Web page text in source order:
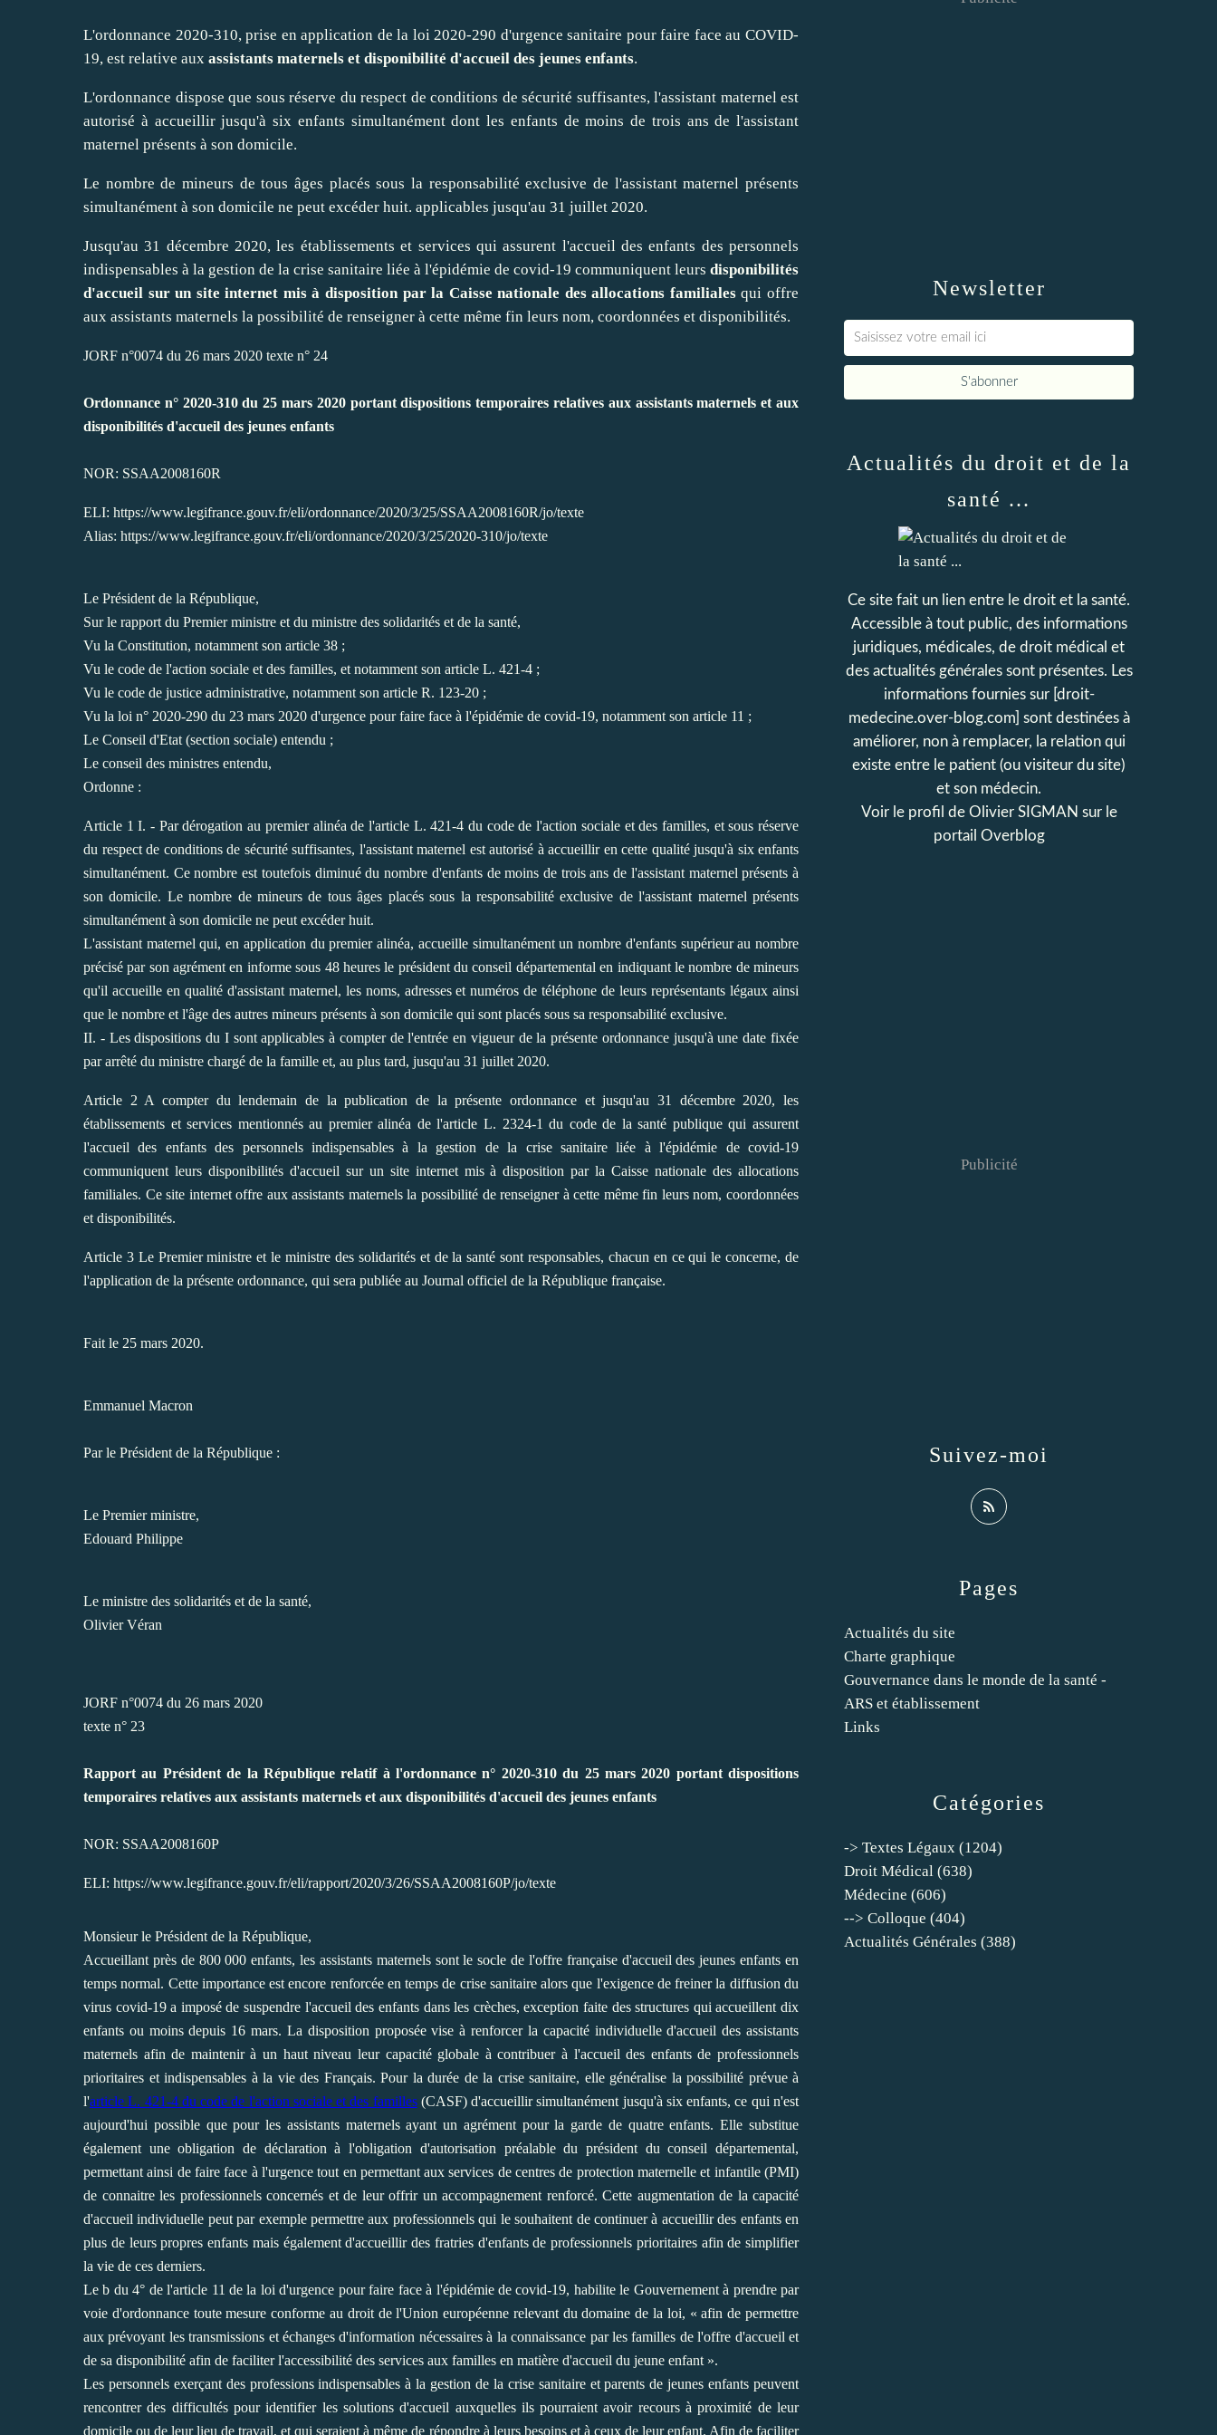
L'ordonnance 2020-310, prise en application de la loi 2020-290 d'urgence sanitaire pour faire face au COVID-
19, est relative aux assistants maternels et disponibilité d'accueil des jeunes enfants.
L'ordonnance dispose que sous réserve du respect de conditions de sécurité suffisantes, l'assistant maternel est
autorisé à accueillir jusqu'à six enfants simultanément dont les enfants de moins de trois ans de l'assistant
maternel présents à son domicile.
Le nombre de mineurs de tous âges placés sous la responsabilité exclusive de l'assistant maternel présents
simultanément à son domicile ne peut excéder huit. applicables jusqu'au 31 juillet 2020.
Jusqu'au 31 décembre 2020, les établissements et services qui assurent l'accueil des enfants des personnels
indispensables à la gestion de la crise sanitaire liée à l'épidémie de covid-19 communiquent leurs disponibilités
d'accueil sur un site internet mis à disposition par la Caisse nationale des allocations familialesqui offre
aux assistants maternels la possibilité de renseigner à cette même fin leurs nom, coordonnées et disponibilités.
JORF n°0074 du 26 mars 2020 texte n° 24
Ordonnance n° 2020-310 du 25 mars 2020 portant dispositions temporaires relatives aux assistants maternels et aux
disponibilités d'accueil des jeunes enfants
NOR: SSAA2008160R
ELI: https://www.legifrance.gouv.fr/eli/ordonnance/2020/3/25/SSAA2008160R/jo/texte
Alias: https://www.legifrance.gouv.fr/eli/ordonnance/2020/3/25/2020-310/jo/texte
Le Président de la République,
Sur le rapport du Premier ministre et du ministre des solidarités et de la santé,
Vu la Constitution, notamment son article 38 ;
Vu le code de l'action sociale et des familles, et notamment son article L. 421-4 ;
Vu le code de justice administrative, notamment son article R. 123-20 ;
Vu la loi n° 2020-290 du 23 mars 2020 d'urgence pour faire face à l'épidémie de covid-19, notamment son article 11 ;
Le Conseil d'Etat (section sociale) entendu ;
Le conseil des ministres entendu,
Ordonne :
Article 1 I. - Par dérogation au premier alinéa de l'article L. 421-4 du code de l'action sociale et des familles, et sous réserve
du respect de conditions de sécurité suffisantes, l'assistant maternel est autorisé à accueillir en cette qualité jusqu'à six enfants
simultanément. Ce nombre est toutefois diminué du nombre d'enfants de moins de trois ans de l'assistant maternel présents à
son domicile. Le nombre de mineurs de tous âges placés sous la responsabilité exclusive de l'assistant maternel présents
simultanément à son domicile ne peut excéder huit.
L'assistant maternel qui, en application du premier alinéa, accueille simultanément un nombre d'enfants supérieur au nombre
précisé par son agrément en informe sous 48 heures le président du conseil départemental en indiquant le nombre de mineurs
qu'il accueille en qualité d'assistant maternel, les noms, adresses et numéros de téléphone de leurs représentants légaux ainsi
que le nombre et l'âge des autres mineurs présents à son domicile qui sont placés sous sa responsabilité exclusive.
II. - Les dispositions du I sont applicables à compter de l'entrée en vigueur de la présente ordonnance jusqu'à une date fixée
par arrêté du ministre chargé de la famille et, au plus tard, jusqu'au 31 juillet 2020.
Article 2 A compter du lendemain de la publication de la présente ordonnance et jusqu'au 31 décembre 2020, les
établissements et services mentionnés au premier alinéa de l'article L. 2324-1 du code de la santé publique qui assurent
l'accueil des enfants des personnels indispensables à la gestion de la crise sanitaire liée à l'épidémie de covid-19
communiquent leurs disponibilités d'accueil sur un site internet mis à disposition par la Caisse nationale des allocations
familiales. Ce site internet offre aux assistants maternels la possibilité de renseigner à cette même fin leurs nom, coordonnées
et disponibilités.
Article 3 Le Premier ministre et le ministre des solidarités et de la santé sont responsables, chacun en ce qui le concerne, de
l'application de la présente ordonnance, qui sera publiée au Journal officiel de la République française.
Fait le 25 mars 2020.
Emmanuel Macron
Par le Président de la République :
Le Premier ministre,
Edouard Philippe
Le ministre des solidarités et de la santé,
Olivier Véran
JORF n°0074 du 26 mars 2020
texte n° 23
Rapport au Président de la République relatif à l'ordonnance n° 2020-310 du 25 mars 2020 portant dispositions
temporaires relatives aux assistants maternels et aux disponibilités d'accueil des jeunes enfants
NOR: SSAA2008160P
ELI: https://www.legifrance.gouv.fr/eli/rapport/2020/3/26/SSAA2008160P/jo/texte
Monsieur le Président de la République,
Accueillant près de 800 000 enfants, les assistants maternels sont le socle de l'offre française d'accueil des jeunes enfants en
temps normal. Cette importance est encore renforcée en temps de crise sanitaire alors que l'exigence de freiner la diffusion du
virus covid-19 a imposé de suspendre l'accueil des enfants dans les crèches, exception faite des structures qui accueillent dix
enfants ou moins depuis 16 mars. La disposition proposée vise à renforcer la capacité individuelle d'accueil des assistants
maternels afin de maintenir à un haut niveau leur capacité globale à contribuer à l'accueil des enfants de professionnels
prioritaires et indispensables à la vie des Français. Pour la durée de la crise sanitaire, elle généralise la possibilité prévue à
l'article L. 421-4 du code de l'action sociale et des familles(CASF) d'accueillir simultanément jusqu'à six enfants, ce qui n'est
aujourd'hui possible que pour les assistants maternels ayant un agrément pour la garde de quatre enfants. Elle substitue
également une obligation de déclaration à l'obligation d'autorisation préalable du président du conseil départemental,
permettant ainsi de faire face à l'urgence tout en permettant aux services de centres de protection maternelle et infantile (PMI)
de connaitre les professionnels concernés et de leur offrir un accompagnement renforcé. Cette augmentation de la capacité
d'accueil individuelle peut par exemple permettre aux professionnels qui le souhaitent de continuer à accueillir des enfants en
plus de leurs propres enfants mais également d'accueillir des fratries d'enfants de professionnels prioritaires afin de simplifier
la vie de ces derniers.
Le b du 4° de l'article 11 de la loi d'urgence pour faire face à l'épidémie de covid-19, habilite le Gouvernement à prendre par
voie d'ordonnance toute mesure conforme au droit de l'Union européenne relevant du domaine de la loi, « afin de permettre
aux prévoyant les transmissions et échanges d'information nécessaires à la connaissance par les familles de l'offre d'accueil et
de sa disponibilité afin de faciliter l'accessibilité des services aux familles en matière d'accueil du jeune enfant ».
Les personnels exerçant des professions indispensables à la gestion de la crise sanitaire et parents de jeunes enfants peuvent
rencontrer des difficultés pour identifier les solutions d'accueil auxquelles ils pourraient avoir recours à proximité de leur
domicile ou de leur lieu de travail, et qui seraient à même de répondre à leurs besoins et à ceux de leur enfant. Afin de faciliter
Newsletter
Catégories
-> Textes Légaux (1204)
Droit Médical (638)
Médecine (606)
--> Colloque (404)
Actualités Générales (388)
Pages
Actualités du site
Charte graphique
Gouvernance dans le monde de la santé -
ARS et établissement
Links
Actualités du droit et de la
santé ...
Ce site fait un lien entre le droit et la santé.
Accessible à tout public, des informations
juridiques, médicales, de droit médical et
des actualités générales sont présentes. Les
informations fournies sur [droit-
medecine.over-blog.com] sont destinées à
améliorer, non à remplacer, la relation qui
existe entre le patient (ou visiteur du site)
et son médecin.
Voir le profil de Olivier SIGMAN sur le
portail Overblog
Suivez-moi
Publicité